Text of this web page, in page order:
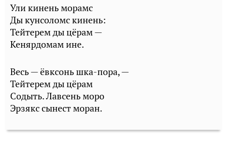
Ули кинень морамс
Ды кунсоломс кинень:
Тейтерем ды цёрам —
Кенярдомам ине.
Весь — ёвксонь шка-пора, —
Тейтерем ды цёрам
Содыть. Лавсень моро
Эрзякс сынест моран.